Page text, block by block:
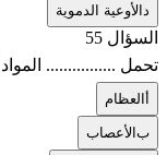
الأوعية الدموية
السؤال 55
تحمل ................ المواد
العظام
بالأعصاب